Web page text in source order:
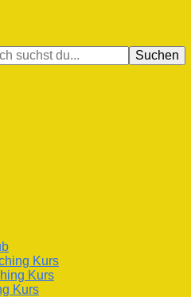
Kurs
Kurs
Kurs